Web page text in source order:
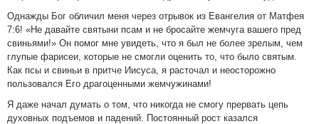
Однажды Бог обличил меня через отрывок из Евангелия от Матфея
7:6! «Не давайте святыни псам и не бросайте жемчуга вашего пред
свиньями!» Он помог мне увидеть, что я был не более зрелым, чем
глупые фарисеи, которые не смогли оценить то, что было святым.
Как псы и свиньи в притче Иисуса, я расточал и неосторожно
пользовался Его драгоценными жемчужинами!
Я даже начал думать о том, что никогда не смогу прервать цепь
духовных подъемов и падений. Постоянный рост казался